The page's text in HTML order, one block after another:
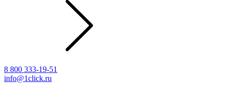
8 800 333-19-51
info@1click.ru